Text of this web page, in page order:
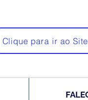
Clique para ir ao